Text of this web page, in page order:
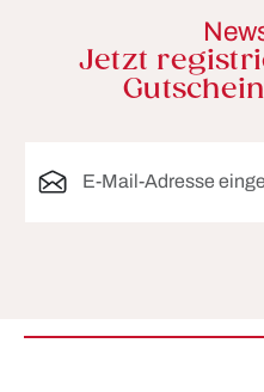
Jetzt
Pflichtfelder.